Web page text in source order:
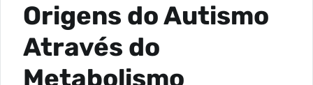
Origens do Autismo
Através do
Metabolismo